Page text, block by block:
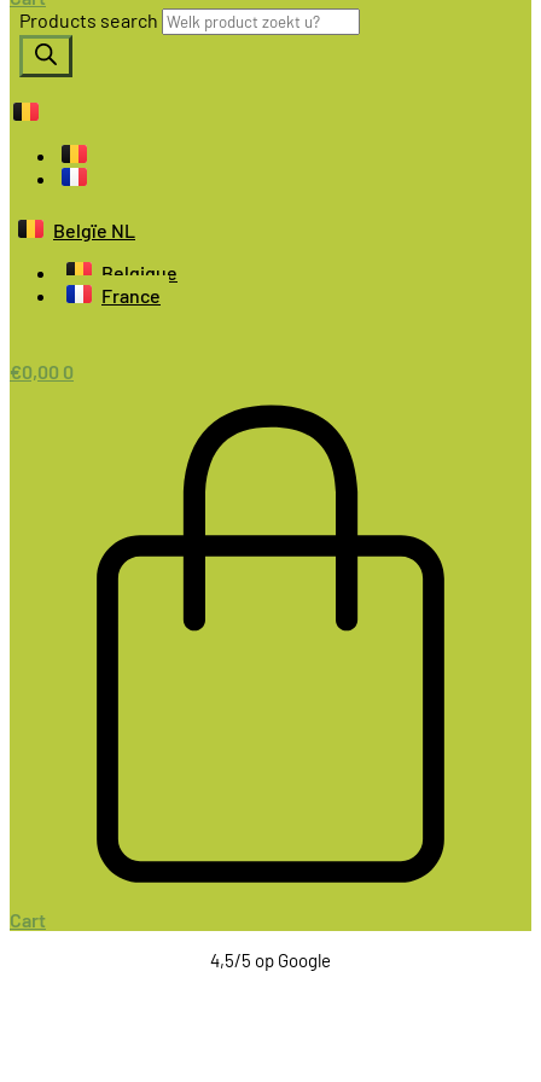
Products search
Belgïe NL
Belgique
France
€0,00 0
Cart
4,5/5 op Google